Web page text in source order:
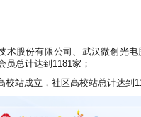
术股份有限公司、武汉微创光
员总计达到1181家；
校站成立，社区高校站总计达到